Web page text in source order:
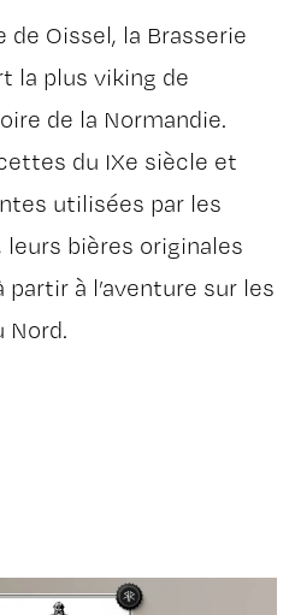
de Oissel, la Brasserie
la plus viking de
de la Normandie.
du IXe siècle et
utilisées par les
bières originales
à l’aventure sur les
Nord.